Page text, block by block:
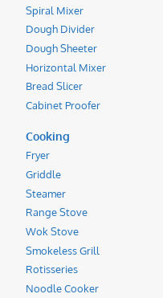
Spiral Mixer
Dough Divider
Dough Sheeter
Horizontal Mixer
Bread Slicer
Cabinet Proofer
Cooking
Fryer
Griddle
Steamer
Range Stove
Wok Stove
Smokeless Grill
Rotisseries
Noodle Cooker